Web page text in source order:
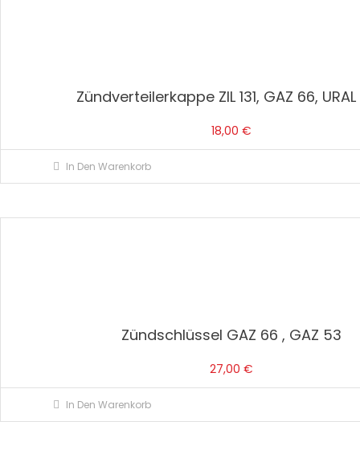
Zündverteilerkappe ZIL 131, GAZ 66,
18,00 €
In Den Warenkorb
Zündschlüssel GAZ 66 , GAZ 53
27,00 €
In Den Warenkorb